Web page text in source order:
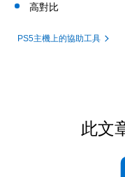
高對比
PS5主機上的協助工具
此文